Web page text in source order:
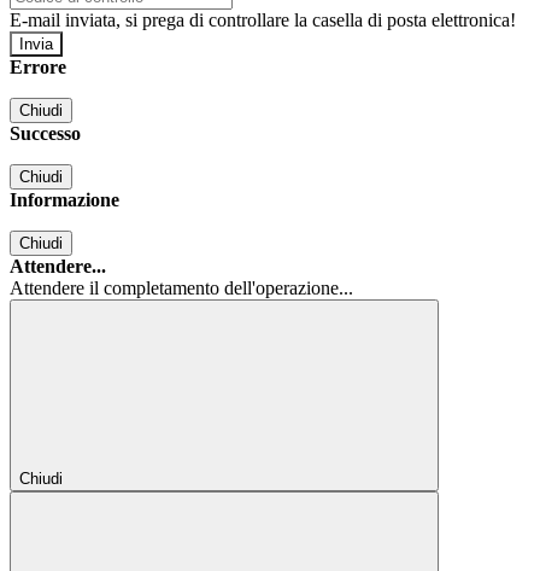
E-mail inviata, si prega di controllare la casella di posta elettronica!
Errore
Chiudi
Successo
Chiudi
Informazione
Chiudi
Attendere...
Attendere il completamento dell'operazione...
Chiudi